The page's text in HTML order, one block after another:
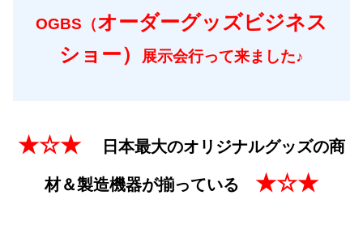
OGBS（オーダーグッズビジネス
ショー）
展示会行って来ました♪
★☆★ 日本最大のオリジナルグッズの商
材＆製造機器が揃っている ★☆★